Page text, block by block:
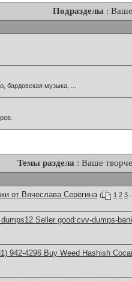
Подразделы :
бардовская музыка, ...
Темы раздела : Ваше
от Вячеслава Серёгина ( 1 2 3
Seller good:cvv-dumps-
942-4296 Buy Weed Hashish